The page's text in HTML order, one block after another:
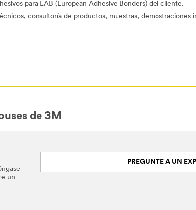
para EAB (European Adhesive Bonders) del cliente.
consultoría de productos, muestras, demostraciones
de 3M
un
PREGUNTE A UN